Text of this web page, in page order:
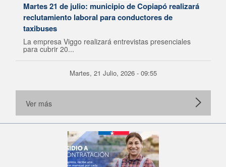
Martes 21 de julio: municipio de Copiapó realizará
reclutamiento laboral para conductores de
taxibuses
La empresa Viggo realizará entrevistas presenciales
para cubrir 20...
Martes, 21 Julio, 2026 - 09:55
Ver más